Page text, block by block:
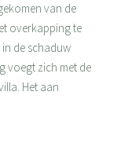
van de
overkapping te
de schaduw
voegt zich met de
Het aan